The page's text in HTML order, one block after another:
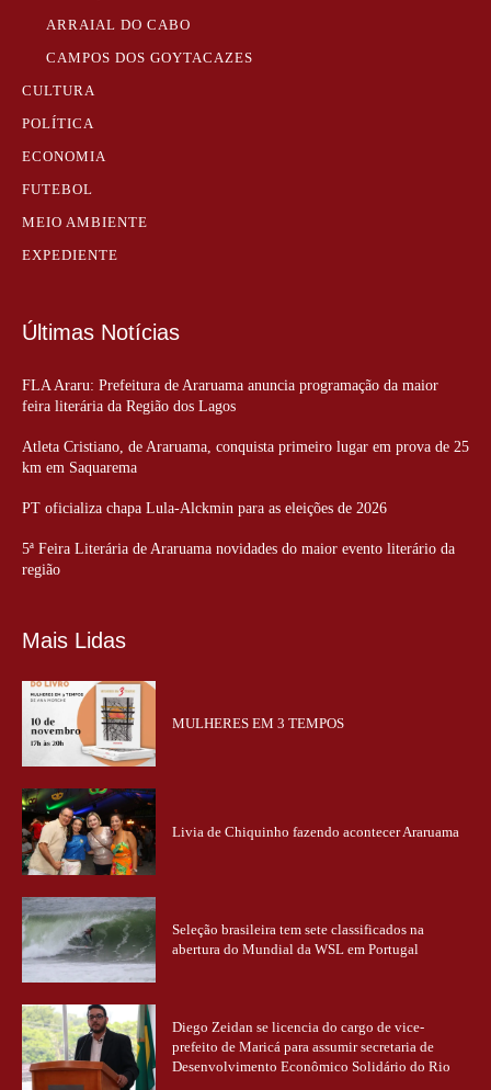
ARRAIAL DO CABO
CAMPOS DOS GOYTACAZES
CULTURA
POLÍTICA
ECONOMIA
FUTEBOL
MEIO AMBIENTE
EXPEDIENTE
Últimas Notícias
FLA Araru: Prefeitura de Araruama anuncia programação da maior
feira literária da Região dos Lagos
Atleta Cristiano, de Araruama, conquista primeiro lugar em prova de 25
km em Saquarema
PT oficializa chapa Lula-Alckmin para as eleições de 2026
5ª Feira Literária de Araruama novidades do maior evento literário da
região
Mais Lidas
MULHERES EM 3 TEMPOS
Livia de Chiquinho fazendo acontecer Araruama
Seleção brasileira tem sete classificados na
abertura do Mundial da WSL em Portugal
Diego Zeidan se licencia do cargo de vice-
prefeito de Maricá para assumir secretaria de
Desenvolvimento Econômico Solidário do Rio